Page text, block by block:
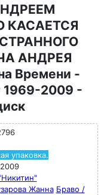
КАСАЕТСЯ
АНДРЕЯ
Времени -
1969-2009 -
упаковка.
Жанна Браво /